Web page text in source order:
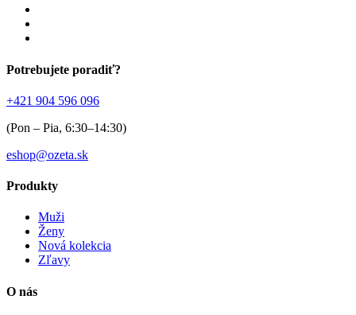
Potrebujete poradiť?
+421 904 596 096
(Pon – Pia, 6:30–14:30)
eshop@ozeta.sk
Produkty
Muži
Ženy
Nová kolekcia
Zľavy
O nás